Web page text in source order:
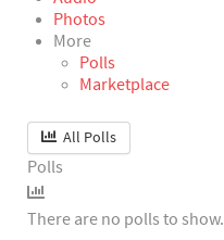
Photos
More
Polls
Marketplace
All Polls
Polls
There are no polls to show.